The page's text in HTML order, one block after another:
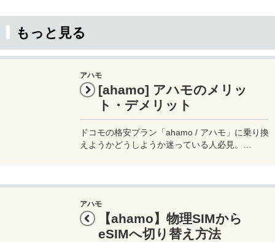
もっと見る
アハモ
[ahamo] アハモのメリッ
ト・デメリット
ドコモの格安プラン「ahamo / アハモ」に乗り換
えようかどうしようか迷っている人必見。
アハモ
【ahamo】物理SIMから
eSIMへ切り替え方法